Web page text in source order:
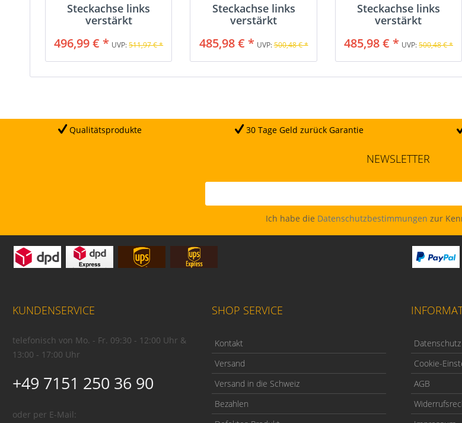
Steckachse links
verstärkt
496,99 € * UVP:511,97 € *
Steckachse links
verstärkt
485,98 € * UVP:500,48 € *
Steckachse links
verstärkt
485,98 € * UVP:500,48 € *
Qualitätsprodukte 30 Tage Geld zurück Garantie
NEWSLETTER
Ich habe die Datenschutzbestimmungen zur
KUNDENSERVICE
telefonisch von Mo. - Fr. 09:30 - 12:00 Uhr &
13:00 - 17:00 Uhr
+49 7151 250 36 90
oder per E-Mail:
SHOP SERVICE
Kontakt
Versand
Versand in die Schweiz
Bezahlen
Datenschutz
Cookie-
AGB